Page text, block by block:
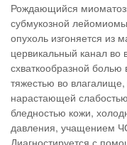
Рождающийся
субмукозной
опухоль изгоняется из
цервикальный канал во
схваткообразной
тяжестью во
нарастающей
бледностью кожи,
давления, учащением
Диагностируется с